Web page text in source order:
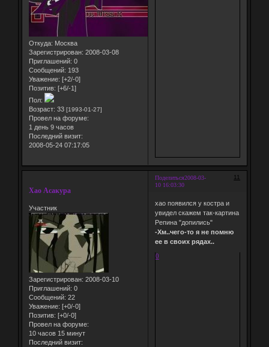
Откуда: Москва
Зарегистрирован: 2008-03-08
Приглашений: 0
Сообщений: 193
Уважение: [+2/-0]
Позитив: [+6/-1]
Пол:
Возраст: 33 [1993-01-27]
Провел на форуме:
1 день 9 часов
Последний визит:
2008-05-24 07:17:05
Поделиться 11
2008-03-
10 16:03:30
Хао Асакура
Участник
Зарегистрирован: 2008-03-10
Приглашений: 0
Сообщений: 22
Уважение: [+0/-0]
Позитив: [+0/-0]
Провел на форуме:
10 часов 15 минут
Последний визит:
хао появился у костра и
увидел скажем так-картина
Репина "допились"
-Хм..чего-то я не помню
ее в своих рядах..
0